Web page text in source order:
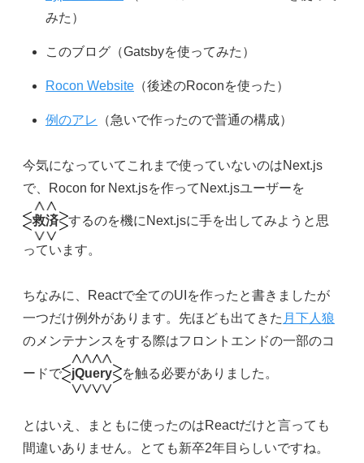
みた）
このブログ（Gatsbyを使ってみた）
Rocon Website （後述のRoconを使った）
例のアレ （急いで作ったので普通の構成）
今気になっていてこれまで使っていないのはNext.js
で、Rocon for Next.jsを作ってNext.jsユーザーを
救済 するのを機にNext.jsに手を出してみようと思
っています。
ちなみに、Reactで全てのUIを作ったと書きましたが
一つだけ例外があります。先ほども出てきた 月下人狼
のメンテナンスをする際はフロントエンドの一部のコ
ードで jQuery を触る必要がありました。
とはいえ、まともに使ったのはReactだけと言っても
間違いありません。とても新卒2年目らしいですね。